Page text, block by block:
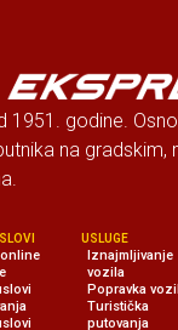
1951. godine.
na gradskim,
USLUGE
Iznajmljivanje
vozila
Popravka
Turistička
putovanja